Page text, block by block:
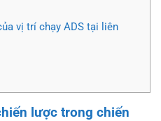
vị trí chạy ADS tại liên
lược trong chiến